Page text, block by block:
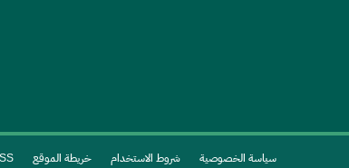
سياسة الخصوصية شروط الاستخدام خريطة الموقع